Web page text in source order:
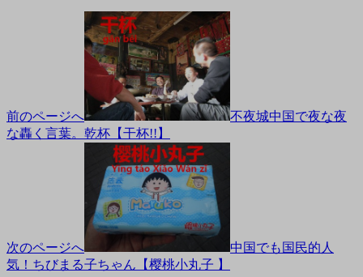
前のページへ
不夜城中国で夜な夜
な轟く言葉。乾杯【干杯!!】
次のページへ
中国でも国民的人
気！ちびまる子ちゃん【樱桃小丸子 】